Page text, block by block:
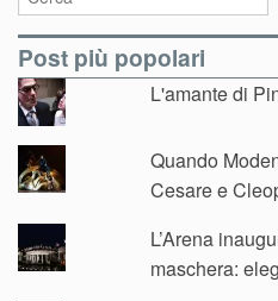
Post più popolari
L'amante di
Quando
Cesare e
L’Arena
maschera: